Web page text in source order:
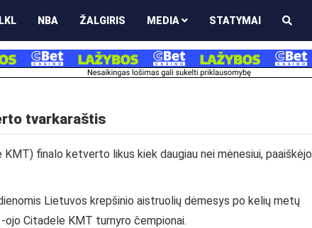
LKL NBA ŽALGIRIS MEDIA STATYMAI
tvarkaraštis
finalo ketverto likus kiek daugiau nei mėnesiui, paaiškėjo
Lietuvos krepšinio aistruolių dėmesys po kelių metų
ojo Citadele KMT turnyro čempionai.